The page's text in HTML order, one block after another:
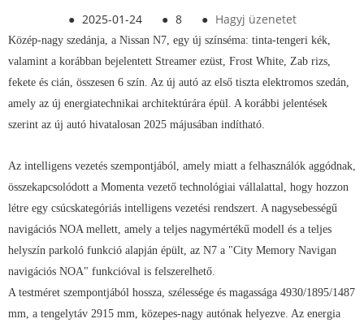
● 2025-01-24 ● 8 ● Hagyj üzenetet
Közép-nagy szedánja, a Nissan N7, egy új színséma: tinta-tengeri kék,
valamint a korábban bejelentett Streamer ezüst, Frost White, Zab rizs,
fekete és cián, összesen 6 szín. Az új autó az első tiszta elektromos szedán,
amely az új energiatechnikai architektúrára épül. A korábbi jelentések
szerint az új autó hivatalosan 2025 májusában indítható.
Az intelligens vezetés szempontjából, amely miatt a felhasználók aggódnak,
összekapcsolódott a Momenta vezető technológiai vállalattal, hogy hozzon
létre egy csúcskategóriás intelligens vezetési rendszert. A nagysebességű
navigációs NOA mellett, amely a teljes nagymértékű modell és a teljes
helyszín parkoló funkció alapján épült, az N7 a "City Memory Navigan
navigációs NOA" funkcióval is felszerelhető.
A testméret szempontjából hossza, szélessége és magassága 4930/1895/1487
mm, a tengelytáv 2915 mm, közepes-nagy autónak helyezve. Az energia